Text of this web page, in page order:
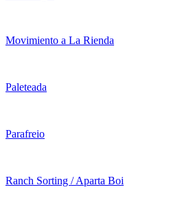
Movimiento a La Rienda
Paleteada
Parafreio
Ranch Sorting / Aparta Boi